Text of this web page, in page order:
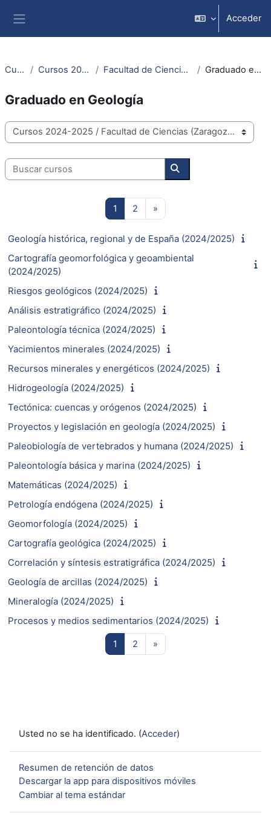
Acceder
Cursos Cursos 2024-2025 Facultad de Ciencias (Zaragoza) Graduado en Geología
Graduado en Geología
Categorías
Buscar cursos
Buscar cursos
1 Página 1
2 Página 2
»
Geología histórica, regional y de España (2024/2025)
Cartografía geomorfológica y geoambiental
(2024/2025)
Riesgos geológicos (2024/2025)
Análisis estratigráfico (2024/2025)
Paleontología técnica (2024/2025)
Yacimientos minerales (2024/2025)
Recursos minerales y energéticos (2024/2025)
Hidrogeología (2024/2025)
Tectónica: cuencas y orógenos (2024/2025)
Proyectos y legislación en geología (2024/2025)
Paleobiología de vertebrados y humana (2024/2025)
Paleontología básica y marina (2024/2025)
Matemáticas (2024/2025)
Petrología endógena (2024/2025)
Geomorfología (2024/2025)
Cartografía geológica (2024/2025)
Correlación y síntesis estratigráfica (2024/2025)
Geología de arcillas (2024/2025)
Mineralogía (2024/2025)
Procesos y medios sedimentarios (2024/2025)
1 Página 1
2 Página 2
»
Usted no se ha identificado. (Acceder)
Resumen de retención de datos
Descargar la app para dispositivos móviles
Cambiar al tema estándar